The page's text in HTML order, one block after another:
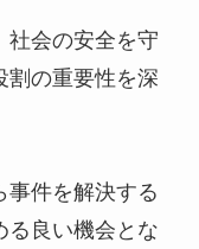
社会の安全を守
割の重要性を深
事件を解決する
る良い機会とな